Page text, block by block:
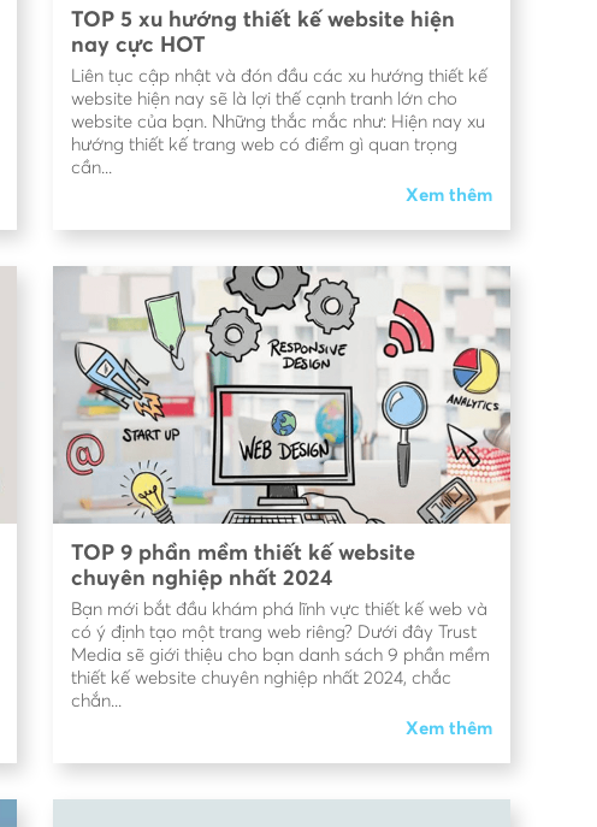
TOP 5 xu hướng thiết kế website hiện
nay cực HOT
Liên tục cập nhật và đón đầu các xu hướng thiết kế
website hiện nay sẽ là lợi thế cạnh tranh lớn cho
website của bạn. Những thắc mắc như: Hiện nay xu
hướng thiết kế trang web có điểm gì quan trọng
cần...
Xem thêm
TOP 9 phần mềm thiết kế website
chuyên nghiệp nhất 2024
Bạn mới bắt đầu khám phá lĩnh vực thiết kế web và
có ý định tạo một trang web riêng? Dưới đây Trust
Media sẽ giới thiệu cho bạn danh sách 9 phần mềm
thiết kế website chuyên nghiệp nhất 2024, chắc
chắn...
Xem thêm